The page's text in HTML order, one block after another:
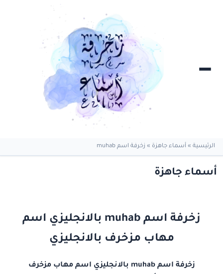
الرئيسية » أسماء جاهزة » زخرفة اسم muhab
أسماء جاهزة
زخرفة اسم muhab بالانجليزي اسم
مهاب مزخرف بالانجليزي
زخرفة اسم muhab بالانجليزي اسم مهاب مزخرف